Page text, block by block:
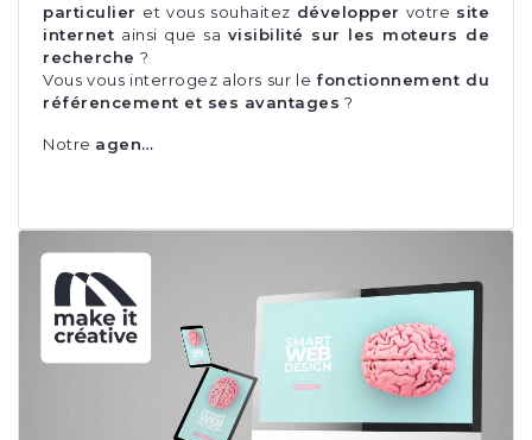
particulier et vous souhaitez développer votre site
internet ainsi que sa visibilité sur les moteurs de
recherche ?
Vous vous interrogez alors sur le fonctionnement du
référencement et ses avantages ?
Notre agen…